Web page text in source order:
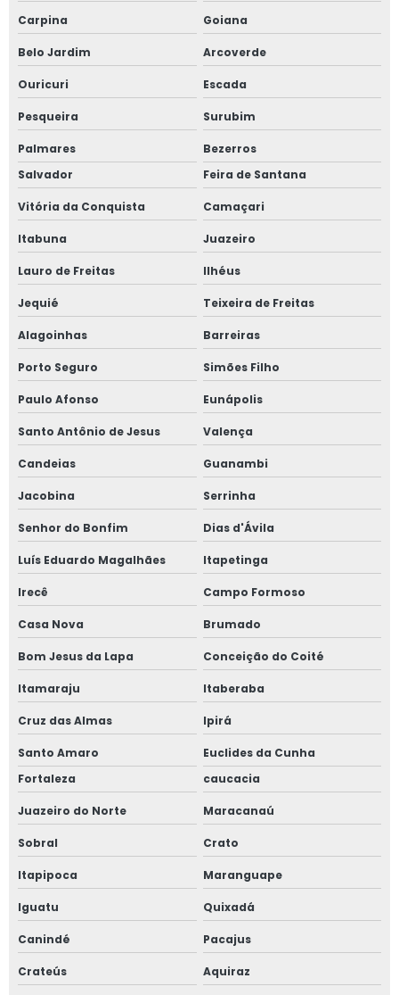
Carpina Goiana
Belo Jardim Arcoverde
Ouricuri Escada
Pesqueira Surubim
Palmares
Bezerros
Salvador
Feira de Santana
Vitória da Conquista Camaçari
Itabuna Juazeiro
Lauro de Freitas Ilhéus
Jequié Teixeira de Freitas
Alagoinhas Barreiras
Porto Seguro Simões Filho
Paulo Afonso Eunápolis
Santo Antônio de Jesus Valença
Candeias Guanambi
Jacobina Serrinha
Senhor do Bonfim Dias d'Ávila
Luís Eduardo Magalhães Itapetinga
Irecê Campo Formoso
Casa Nova Brumado
Bom Jesus da Lapa Conceição do Coité
Itamaraju Itaberaba
Cruz das Almas Ipirá
Santo Amaro
Euclides da Cunha
Fortaleza
caucacia
Juazeiro do Norte Maracanaú
Sobral Crato
Itapipoca Maranguape
Iguatu Quixadá
Canindé Pacajus
Crateús Aquiraz